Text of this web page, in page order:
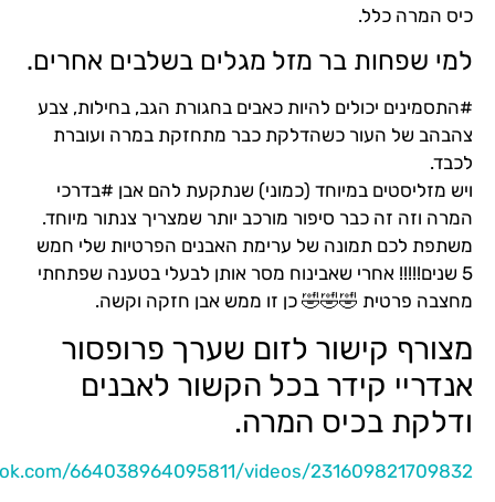
מגלים בשלבים אחרים.
כאבים בחגורת הגב, בחילות, צבע
כבר מתחזקת במרה ועוברת
(כמוני) שנתקעת להם אבן #בדרכי
מורכב יותר שמצריך צנתור מיוחד.
ערימת האבנים הפרטיות שלי חמש
מסר אותן לבעלי בטענה שפתחתי
כן זו ממש אבן חזקה וקשה.
לזום שערך פרופסור
הקשור לאבנים
המרה.
https://www.facebook.com/664038964095811/videos/